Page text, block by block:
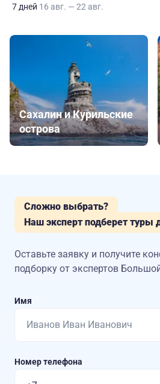
7 дней 16 авг. — 22 авг.
Сахалин и Курильские
острова
Сложно выбрать?
Наш эксперт подберет туры
Оставьте заявку и получите
подборку от экспертов
Имя
Номер телефона